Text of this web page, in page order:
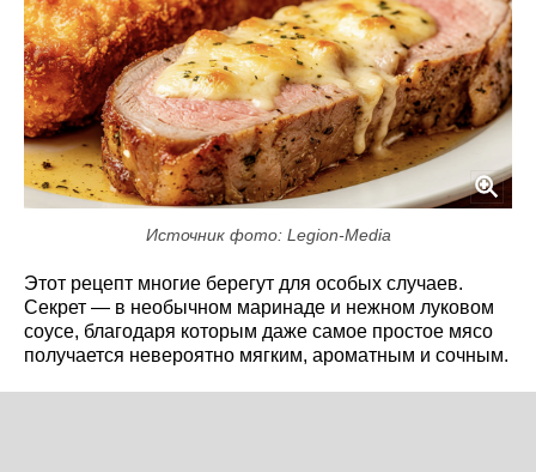
Источник фото: Legion-Media
Этот рецепт многие берегут для особых случаев.
Секрет — в необычном маринаде и нежном луковом
соусе, благодаря которым даже самое простое мясо
получается невероятно мягким, ароматным и сочным.